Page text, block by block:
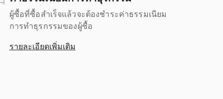
ผู้ซื้อที่ซื้อสำเร็จแล้วจะต้องชำระค่าธรรมเนียม
การทำธุรกรรมของผู้ซื้อ
รายละเอียดเพิ่มเติม